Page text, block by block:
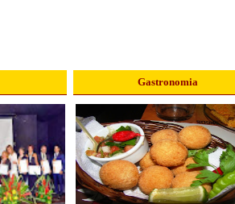
Gastronomia